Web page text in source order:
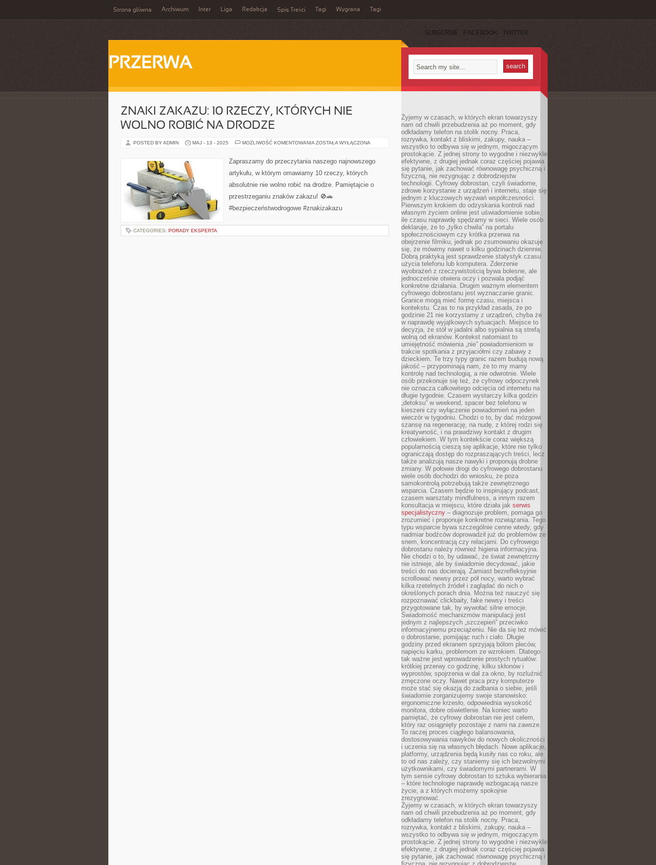
Strona główna Archiwum Inter Liga Redakcja Spis Treści Tagi Wygrana Tagi
SUBSCRIBE FACEBOOK TWITTER
PRZERWA
ZNAKI ZAKAZU: 10 RZECZY, KTÓRYCH NIE
WOLNO ROBIĆ NA DRODZE
POSTED BY ADMIN MAJ - 13 - 2025 MOŻLIWOŚĆ KOMENTOWANIA ZNAKI
KTÓRYCH
WOLNO
NA
ZOSTAŁA WYŁĄCZONA
Zapraszamy do przeczytania naszego najnowszego
artykułu, w którym omawiamy 10 rzeczy, których
absolutnie nie wolno robić na drodze. Pamiętajcie o
przestrzeganiu znaków zakazu! 🚫🚗
#bezpieczeństwodrogowe #znakizakazu
CATEGORIES: PORADY EKSPERTA
Żyjemy w czasach, w których ekran towarzyszy
nam od chwili przebudzenia aż po moment, gdy
odkładamy telefon na stolik nocny. Praca,
rozrywka, kontakt z bliskimi, zakupy, nauka –
wszystko to odbywa się w jednym, migoczącym
prostokącie. Z jednej strony to wygodne i niezwykle
efektywne, z drugiej jednak coraz częściej pojawia
się pytanie, jak zachować równowagę psychiczną i
fizyczną, nie rezygnując z dobrodziejstw
technologii. Cyfrowy dobrostan, czyli świadome,
zdrowe korzystanie z urządzeń i internetu, staje się
jednym z kluczowych wyzwań współczesności.
Pierwszym krokiem do odzyskania kontroli nad
własnym życiem online jest uświadomienie sobie,
ile czasu naprawdę spędzamy w sieci. Wiele osób
deklaruje, że to „tylko chwila” na portalu
społecznościowym czy krótka przerwa na
obejrzenie filmiku, jednak po zsumowaniu okazuje
się, że mówimy nawet o kilku godzinach dziennie.
Dobrą praktyką jest sprawdzenie statystyk czasu
użycia telefonu lub komputera. Zderzenie
wyobrażeń z rzeczywistością bywa bolesne, ale
jednocześnie otwiera oczy i pozwala podjąć
konkretne działania. Drugim ważnym elementem
cyfrowego dobrostanu jest wyznaczanie granic.
Granice mogą mieć formę czasu, miejsca i
kontekstu. Czas to na przykład zasada, że po
godzinie 21 nie korzystamy z urządzeń, chyba że
w naprawdę wyjątkowych sytuacjach. Miejsce to
decyzja, że stół w jadalni albo sypialnia są strefą
wolną od ekranów. Kontekst natomiast to
umiejętność mówienia „nie” powiadomieniom w
trakcie spotkania z przyjaciółmi czy zabawy z
dzieckiem. Te trzy typy granic razem budują nową
jakość – przypominają nam, że to my mamy
kontrolę nad technologią, a nie odwrotnie. Wiele
osób przekonuje się też, że cyfrowy odpoczynek
nie oznacza całkowitego odcięcia od internetu na
długie tygodnie. Czasem wystarczy kilka godzin
„detoksu” w weekend, spacer bez telefonu w
kieszeni czy wyłączenie powiadomień na jeden
wieczór w tygodniu. Chodzi o to, by dać mózgowi
szansę na regenerację, na nudę, z której rodzi się
kreatywność, i na prawdziwy kontakt z drugim
człowiekiem. W tym kontekście coraz większą
popularnością cieszą się aplikacje, które nie tylko
ograniczają dostęp do rozpraszających treści, lecz
także analizują nasze nawyki i proponują drobne
zmiany. W połowie drogi do cyfrowego dobrostanu
wiele osób dochodzi do wniosku, że poza
samokontrolą potrzebują także zewnętrznego
wsparcia. Czasem będzie to inspirujący podcast,
czasem warsztaty mindfulness, a innym razem
konsultacja w miejscu, które działa jak serwis
specjalistyczny – diagnozuje problem, pomaga go
zrozumieć i proponuje konkretne rozwiązania. Tego
typu wsparcie bywa szczególnie cenne wtedy, gdy
nadmiar bodźców doprowadził już do problemów ze
snem, koncentracją czy relacjami. Do cyfrowego
dobrostanu należy również higiena informacyjna.
Nie chodzi o to, by udawać, że świat zewnętrzny
nie istnieje, ale by świadomie decydować, jakie
treści do nas docierają. Zamiast bezrefleksyjnie
scrollować newsy przez pół nocy, warto wybrać
kilka rzetelnych źródeł i zaglądać do nich o
określonych porach dnia. Można też nauczyć się
rozpoznawać clickbaity, fake newsy i treści
przygotowane tak, by wywołać silne emocje.
Świadomość mechanizmów manipulacji jest
jednym z najlepszych „szczepień” przeciwko
informacyjnemu przeciążeniu. Nie da się też mówić
o dobrostanie, pomijając ruch i ciało. Długie
godziny przed ekranem sprzyjają bólom pleców,
napięciu karku, problemom ze wzrokiem. Dlatego
tak ważne jest wprowadzenie prostych rytuałów:
krótkiej przerwy co godzinę, kilku skłonów i
wyprostów, spojrzenia w dal za okno, by rozluźnić
zmęczone oczy. Nawet praca przy komputerze
może stać się okazją do zadbania o siebie, jeśli
świadomie zorganizujemy swoje stanowisko:
ergonomiczne krzesło, odpowiednia wysokość
monitora, dobre oświetlenie. Na koniec warto
pamiętać, że cyfrowy dobrostan nie jest celem,
który raz osiągnięty pozostaje z nami na zawsze.
To raczej proces ciągłego balansowania,
dostosowywania nawyków do nowych okoliczności
i uczenia się na własnych błędach. Nowe aplikacje,
platformy, urządzenia będą kusiły nas co roku, ale
to od nas zależy, czy staniemy się ich bezwolnymi
użytkownikami, czy świadomymi partnerami. W
tym sensie cyfrowy dobrostan to sztuka wybierania
– które technologie naprawdę wzbogacają nasze
życie, a z których możemy spokojnie
zrezygnować.
Żyjemy w czasach, w których ekran towarzyszy
nam od chwili przebudzenia aż po moment, gdy
odkładamy telefon na stolik nocny. Praca,
rozrywka, kontakt z bliskimi, zakupy, nauka –
wszystko to odbywa się w jednym, migoczącym
prostokącie. Z jednej strony to wygodne i niezwykle
efektywne, z drugiej jednak coraz częściej pojawia
się pytanie, jak zachować równowagę psychiczną i